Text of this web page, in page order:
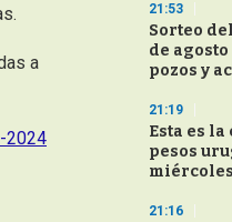
a
2024
21:53
Sorteo
de
pozos y
21:19
Esta es
pesos
miércoles
21:16